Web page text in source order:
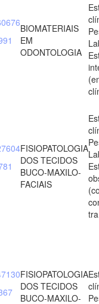
BIOMATERIAIS
EM
ODONTOLOGIA
FISIOPATOLOGIA
DOS TECIDOS
BUCO-MAXILO-
FACIAIS
FISIOPATOLOGIA
DOS TECIDOS
BUCO-MAXILO-